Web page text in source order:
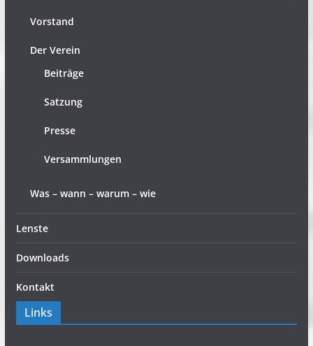
Vorstand
Der Verein
Beiträge
Satzung
Presse
Versammlungen
Was – wann – warum – wie
Lenste
Downloads
Kontakt
Links